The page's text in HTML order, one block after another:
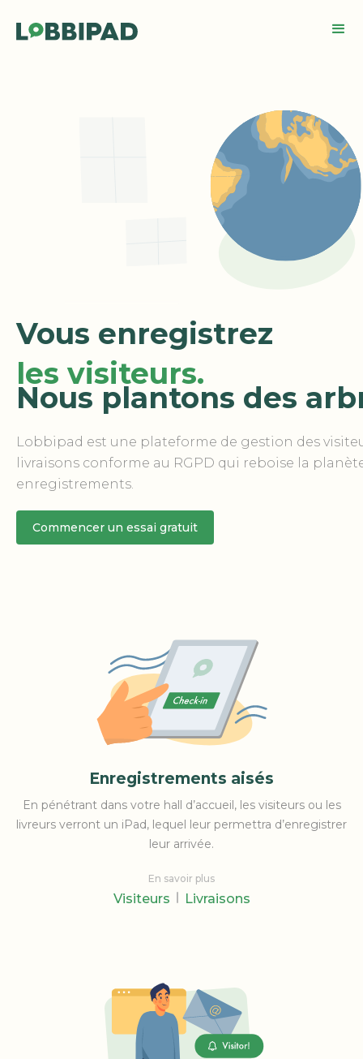
Vous enregistrez
les visiteurs.
Nous plantons des
Lobbipad est une plateforme de gestion des
livraisons conforme au RGPD qui reboise la
enregistrements.
Commencer un essai gratuit
Enregistrements aisés
En pénétrant dans votre hall d’accueil, les visiteurs ou les
livreurs verront un iPad, lequel leur permettra d’enregistrer
leur arrivée.
En savoir plus
Visiteurs Livraisons